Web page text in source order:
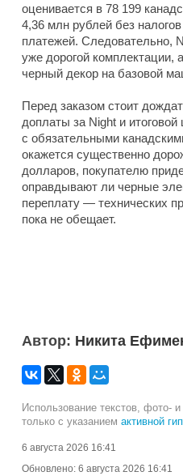
оценивается в 78 199
4,36 млн рублей без
платежей. Следовательно,
уже дорогой комплектации,
черный декор на базовой
Перед заказом стоит
доплаты за Night и
с обязательными
окажется существенно
долларов, покупателю
оправдывают ли черные
переплату — технических
пока не обещает.
Автор: Никита
Использование текстов, фото-
только с указанием активной
6 августа 2026 16:41
Обновлено: 6 августа 2026 16:41